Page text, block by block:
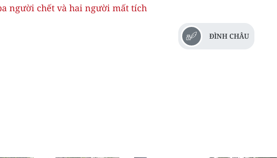
người chết và hai người mất tích
ĐÌNH CHÂU